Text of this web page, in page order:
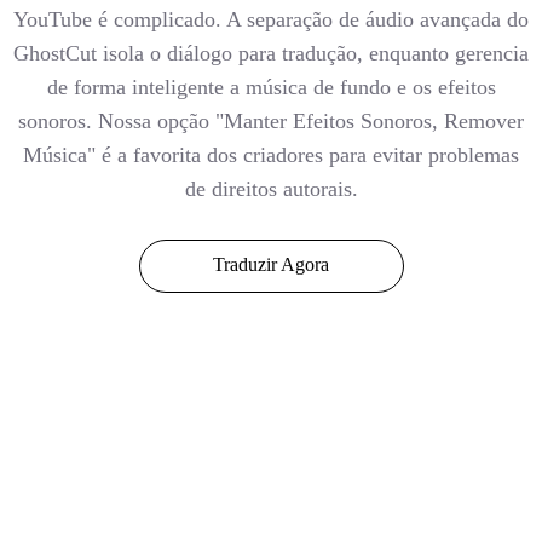
YouTube é complicado. A separação de áudio avançada do
GhostCut isola o diálogo para tradução, enquanto gerencia
de forma inteligente a música de fundo e os efeitos
sonoros. Nossa opção "Manter Efeitos Sonoros, Remover
Música" é a favorita dos criadores para evitar problemas
de direitos autorais.
Traduzir Agora